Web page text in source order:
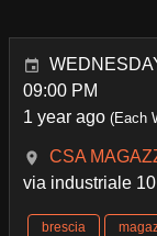
09:00 PM
1 year ago (Each
CSA
via industriale
brescia